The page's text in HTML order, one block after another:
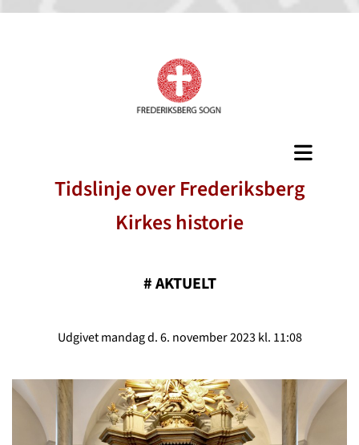
Tidslinje over Frederiksberg
Kirkes historie
#AKTUELT
Udgivet mandag d. 6. november 2023 kl. 11:08